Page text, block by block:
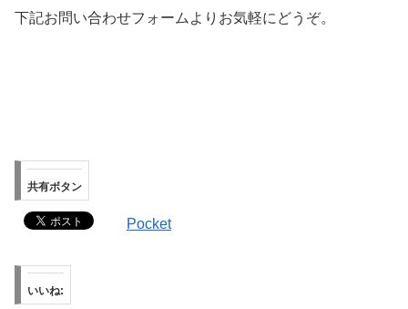
下記お問い合わせフォームよりお気軽にどうぞ。
共有ボタン
Pocket
いいね: